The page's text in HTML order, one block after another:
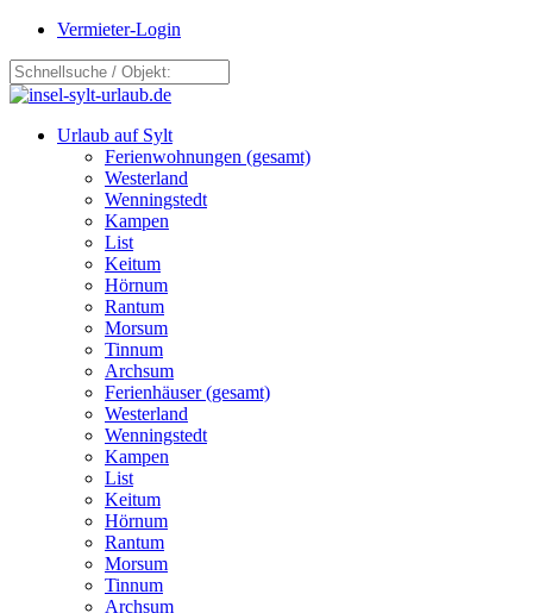
Vermieter-Login
Urlaub auf Sylt
Ferienwohnungen (gesamt)
Westerland
Wenningstedt
Kampen
List
Keitum
Hörnum
Rantum
Morsum
Tinnum
Archsum
Ferienhäuser (gesamt)
Westerland
Wenningstedt
Kampen
List
Keitum
Hörnum
Rantum
Morsum
Tinnum
Archsum